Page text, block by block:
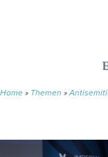
Home » Themen »